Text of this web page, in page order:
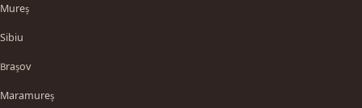
Mureș
Sibiu
Brașov
Maramureș